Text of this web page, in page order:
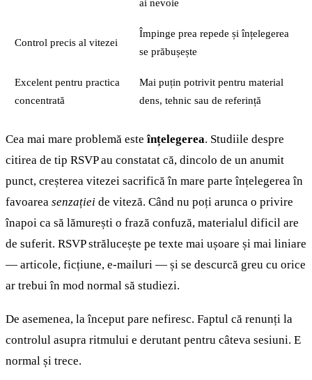
ai nevoie
Control precis al vitezei
Împinge prea repede și înțelegerea
se prăbușește
Excelent pentru practica
concentrată
Mai puțin potrivit pentru material
dens, tehnic sau de referință
Cea mai mare problemă esteînțelegerea. Studiile despre
citirea de tip RSVP au constatat că, dincolo de un anumit
punct, creșterea vitezei sacrifică în mare parte înțelegerea în
favoarea senzației de viteză. Când nu poți arunca o privire
înapoi ca să lămurești o frază confuză, materialul dificil are
de suferit. RSVP strălucește pe texte mai ușoare și mai liniare
— articole, ficțiune, e-mailuri — și se descurcă greu cu orice
ar trebui în mod normal să studiezi.
De asemenea, la început pare nefiresc. Faptul că renunți la
controlul asupra ritmului e derutant pentru câteva sesiuni. E
normal și trece.